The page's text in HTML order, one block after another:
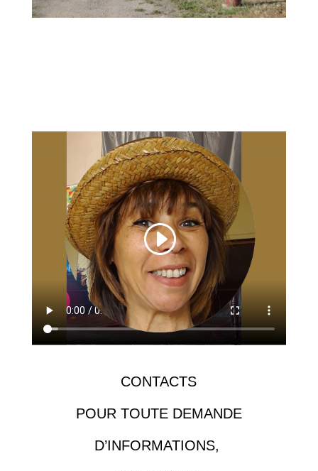
CONTACTS
POUR TOUTE DEMANDE
D’INFORMATIONS,